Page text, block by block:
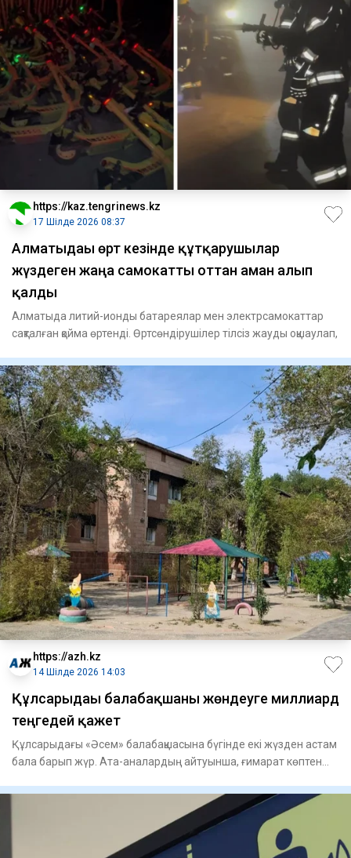
https://kaz.tengrinews.kz
17 Шілде 2026 08:37
Алматыдағы өрт кезінде құтқарушылар
жүздеген жаңа самокатты оттан аман алып
қалды
Алматыда литий-ионды батареялар мен электрсамокаттар
сақталған қойма өртенді. Өртсөндірушілер тілсіз жауды оқшаулап,
https://azh.kz
14 Шілде 2026 14:03
Құлсарыдағы балабақшаны жөндеуге миллиард
теңгедей қажет
Құлсарыдағы «Әсем» балабақшасына бүгінде екі жүзден астам
бала барып жүр. Ата-аналардың айтуынша, ғимарат көптен